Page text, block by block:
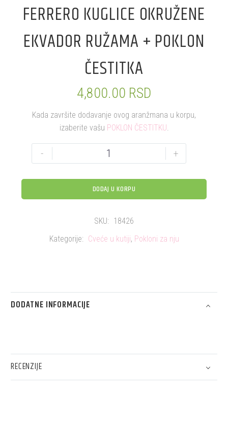
FERRERO KUGLICE OKRUŽENE
EKVADOR RUŽAMA + POKLON
ČESTITKA
4,800.00 RSD
Kada završite dodavanje ovog aranžmana u korpu,
izaberite vašu POKLON ČESTITKU.
- +
DODAJ U KORPU
SKU: 18426
Kategorije: Cveće u kutiji, Pokloni za nju
DODATNE INFORMACIJE
RECENZIJE